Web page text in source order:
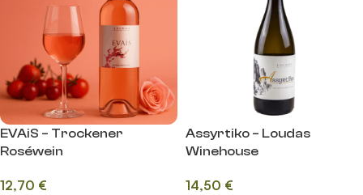
EVAiS – Trockener
Roséwein
12,70 €
Assyrtiko – Loudas
Winehouse
14,50 €